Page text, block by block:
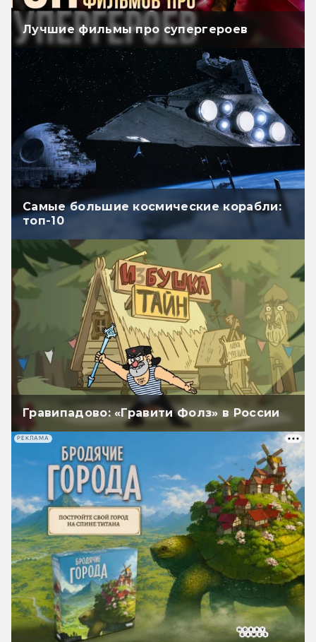
Лучшие фильмы про супергероев
Самые большие космические корабли:
топ-10
Гравипадово: «Гравити Фолз» в России
РЕКЛАМА